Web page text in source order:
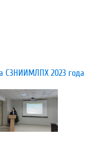
СЗНИИМЛПХ 2023 года